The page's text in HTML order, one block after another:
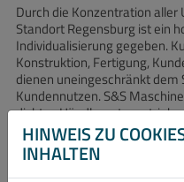
Durch die Konzentration
Standort Regensburg ist ein
Individualisierung gegeben.
Konstruktion, Fertigung,
dienen uneingeschränkt
Kundennutzen. S&S
dichtes Händlernetz
direkt. Diese Struktur
von Anfragen, kurze
Kundenservice, den unsere
HINWEIS ZU
INHALTEN